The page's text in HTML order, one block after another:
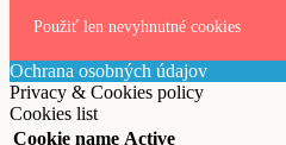
Použiť len nevyhnutné cookies
Ochrana osobných údajov
Privacy & Cookies policy
Cookies list
Cookie name Active